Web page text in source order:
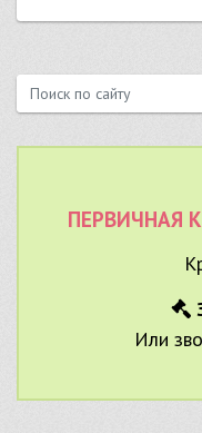
ПЕРВИЧНАЯ
Или